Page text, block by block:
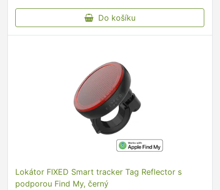
Do košíku
Lokátor FIXED Smart tracker Tag Reflector s
podporou Find My, černý